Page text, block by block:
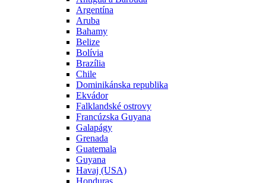
Argentína
Aruba
Bahamy
Belize
Bolívia
Brazília
Chile
Dominikánska republika
Ekvádor
Falklandské ostrovy
Francúzska Guyana
Galapágy
Grenada
Guatemala
Guyana
Havaj (USA)
Honduras